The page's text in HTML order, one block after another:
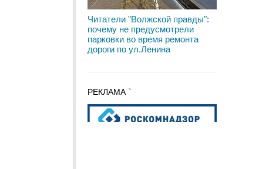
Читатели "Волжской правды":
почему не предусмотрели
парковки во время ремонта
дороги по ул.Ленина
РЕКЛАМА